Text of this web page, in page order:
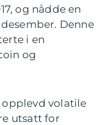
og nådde en
Denne
i en
og
volatile
utsatt for